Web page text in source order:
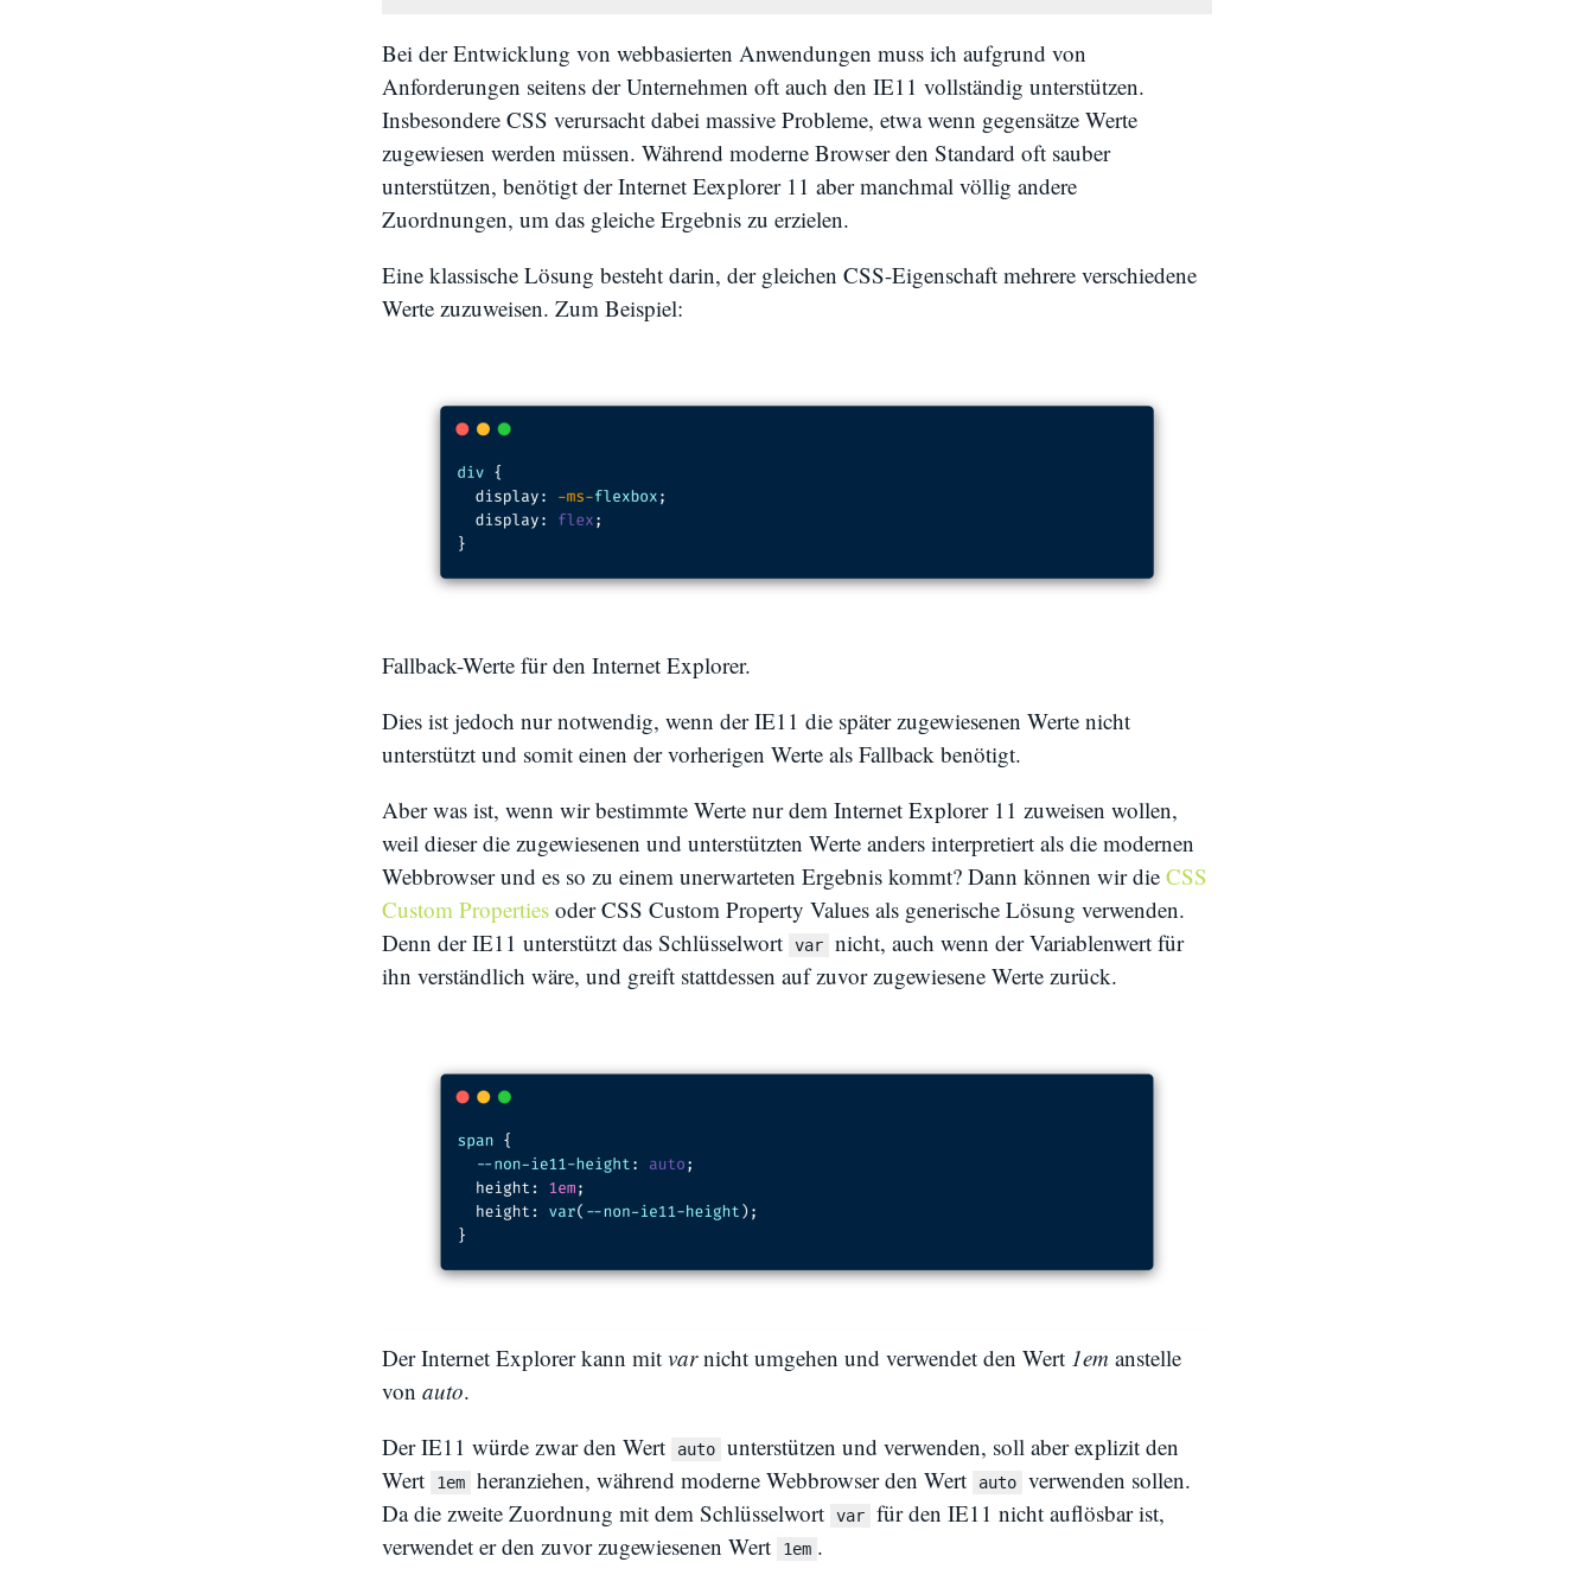
Bei der Entwicklung von webbasierten Anwendungen muss ich aufgrund von
Anforderungen seitens der Unternehmen oft auch den IE11 vollständig unterstützen.
Insbesondere CSS verursacht dabei massive Probleme, etwa wenn gegensätze Werte
zugewiesen werden müssen. Während moderne Browser den Standard oft sauber
unterstützen, benötigt der Internet Eexplorer 11 aber manchmal völlig andere
Zuordnungen, um das gleiche Ergebnis zu erzielen.
Eine klassische Lösung besteht darin, der gleichen CSS-Eigenschaft mehrere verschiedene
Werte zuzuweisen. Zum Beispiel:
Fallback-Werte für den Internet Explorer.
Dies ist jedoch nur notwendig, wenn der IE11 die später zugewiesenen Werte nicht
unterstützt und somit einen der vorherigen Werte als Fallback benötigt.
Aber was ist, wenn wir bestimmte Werte nur dem Internet Explorer 11 zuweisen wollen,
weil dieser die zugewiesenen und unterstützten Werte anders interpretiert als die modernen
Webbrowser und es so zu einem unerwarteten Ergebnis kommt? Dann können wir die CSS
Custom Properties oder CSS Custom Property Values als generische Lösung verwenden.
Denn der IE11 unterstützt das Schlüsselwort
var
nicht, auch wenn der Variablenwert für
ihn verständlich wäre, und greift stattdessen auf zuvor zugewiesene Werte zurück.
Der Internet Explorer kann mit varnicht umgehen und verwendet den Wert 1em anstelle
von auto.
Der IE11 würde zwar den Wert
auto
unterstützen und verwenden, soll aber explizit den
Wert
1em heranziehen, während moderne Webbrowser den Wert auto
verwenden sollen.
Da die zweite Zuordnung mit dem Schlüsselwort
var
für den IE11 nicht auflösbar ist,
verwendet er den zuvor zugewiesenen Wert
1em .